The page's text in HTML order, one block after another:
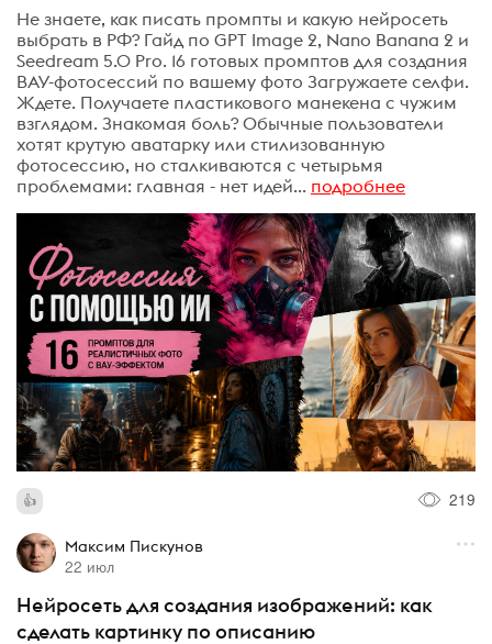
Не знаете, как писать промпты и какую нейросеть
выбрать в РФ? Гайд по GPT Image 2, Nano Banana 2 и
Seedream 5.0 Pro. 16 готовых промптов для создания
ВАУ-фотосессий по вашему фото Загружаете селфи.
Ждете. Получаете пластикового манекена с чужим
взглядом. Знакомая боль? Обычные пользователи
хотят крутую аватарку или стилизованную
фотосессию, но сталкиваются с четырьмя
проблемами: главная - нет идей... подробнее
219
Максим Пискунов
22 июл
Нейросеть для создания изображений: как
сделать картинку по описанию